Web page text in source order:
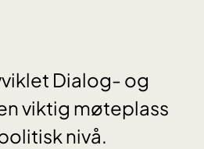
Dialog- og
viktig møteplass
nivå.